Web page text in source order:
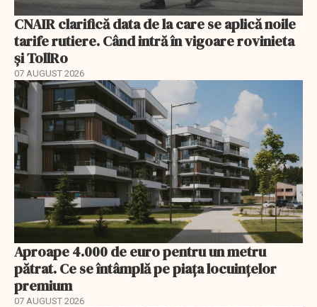
CNAIR clarifică data de la care se aplică noile
tarife rutiere. Când intră în vigoare rovinieta
și TollRo
07 AUGUST 2026
Aproape 4.000 de euro pentru un metru
pătrat. Ce se întâmplă pe piața locuințelor
premium
07 AUGUST 2026